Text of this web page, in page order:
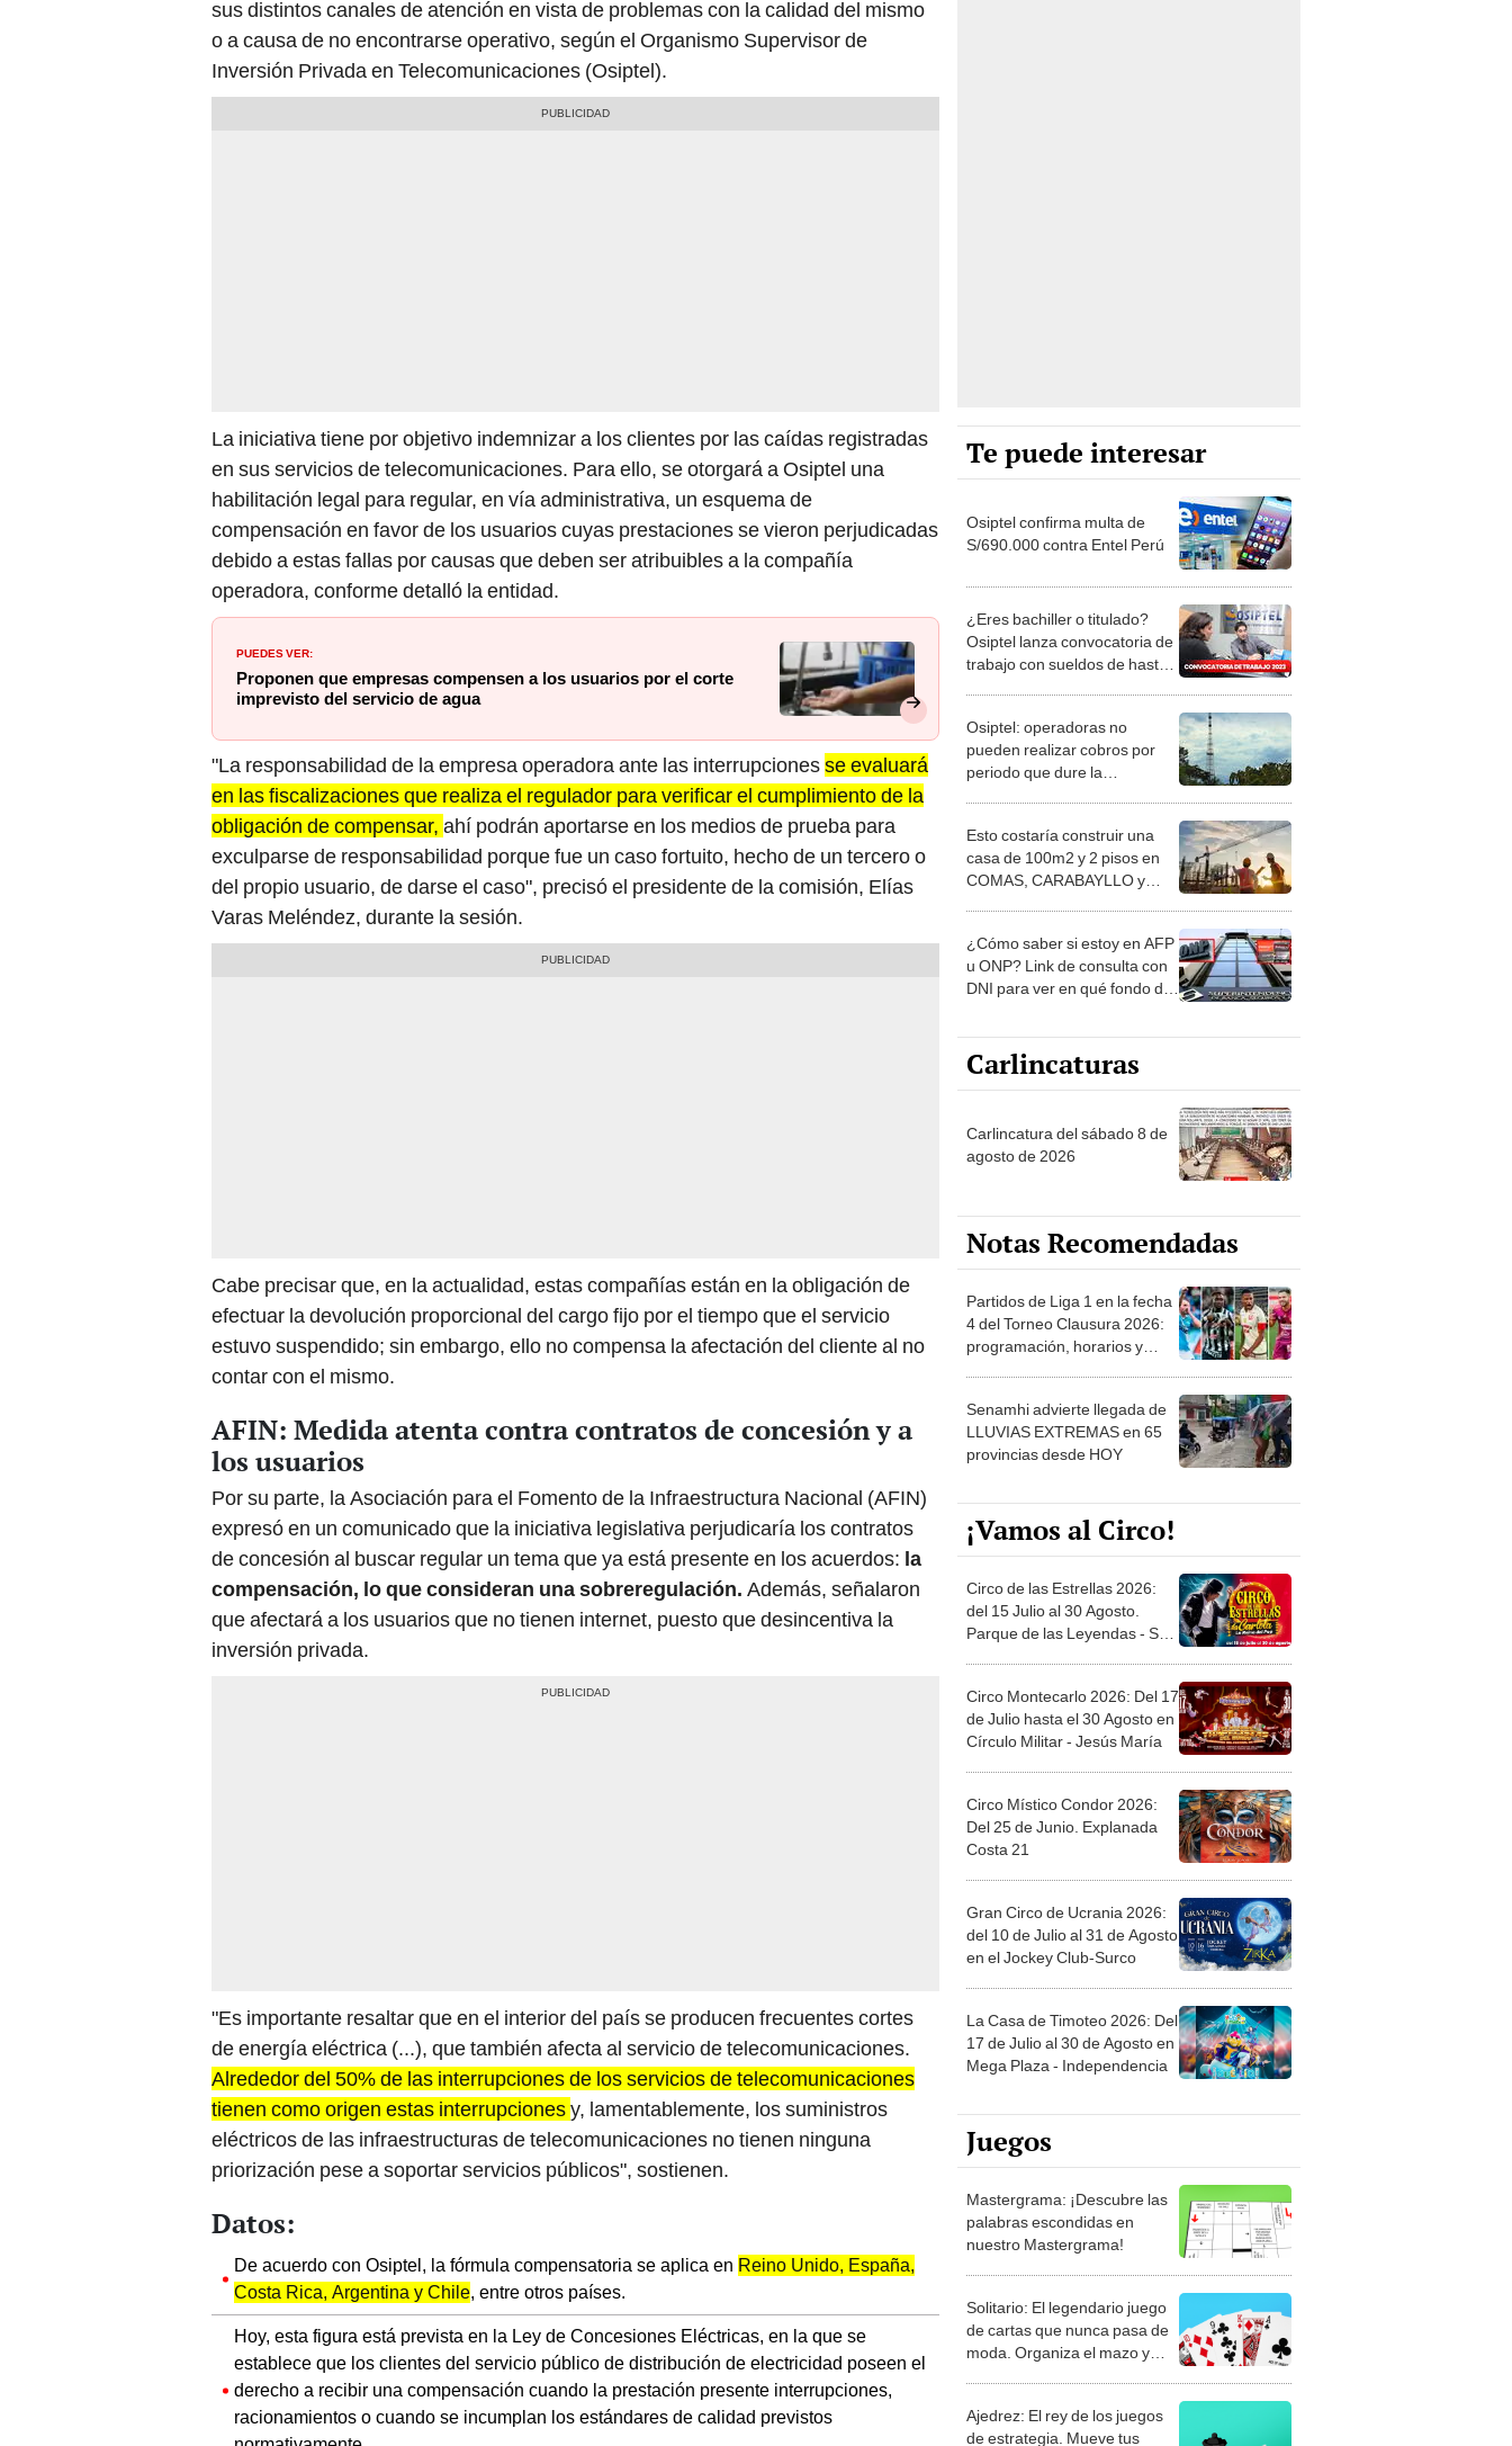
o a causa de no encontrarse operativo, según el Organismo Supervisor de
Inversión Privada en Telecomunicaciones (Osiptel).
en sus servicios de telecomunicaciones. Para ello, se otorgará a Osiptel una
habilitación legal para regular, en vía administrativa, un esquema de
compensación en favor de los usuarios cuyas prestaciones se vieron perjudicadas
debido a estas fallas por causas que deben ser atribuibles a la compañía
operadora, conforme detalló la entidad.
Proponen que empresas compensen a los usuarios por el corte
imprevisto del servicio de agua
"La responsabilidad de la empresa operadora ante las interrupcionesse evaluará
en las fiscalizaciones que realiza el regulador para verificar el cumplimiento de la
obligación de compensar,ahí podrán aportarse en los medios de prueba para
exculparse de responsabilidad porque fue un caso fortuito, hecho de un tercero o
del propio usuario, de darse el caso", precisó el presidente de la comisión, Elías
Varas Meléndez, durante la sesión.
efectuar la devolución proporcional del cargo fijo por el tiempo que el servicio
estuvo suspendido; sin embargo, ello no compensa la afectación del cliente al no
contar con el mismo.
los usuarios
Por su parte, la Asociación para el Fomento de la Infraestructura Nacional (AFIN)
expresó en un comunicado que la iniciativa legislativa perjudicaría los contratos
de concesión al buscar regular un tema que ya está presente en los acuerdos:la
compensación, lo que consideran una sobreregulación.Además, señalaron
que afectará a los usuarios que no tienen internet, puesto que desincentiva la
inversión privada.
de energía eléctrica (...), que también afecta al servicio de telecomunicaciones.
Alrededor del 50% de las interrupciones de los servicios de telecomunicaciones
tienen como origen estas interrupcionesy, lamentablemente, los suministros
eléctricos de las infraestructuras de telecomunicaciones no tienen ninguna
priorización pese a soportar servicios públicos", sostienen.
Costa Rica, Argentina y Chile, entre otros países.
Hoy, esta figura está prevista en la Ley de Concesiones Eléctricas, en la que se
establece que los clientes del servicio público de distribución de electricidad poseen el
derecho a recibir una compensación cuando la prestación presente interrupciones,
racionamientos o cuando se incumplan los estándares de calidad previstos
normativamente.
Te puede interesar
S/690.000 contra Entel Perú
Osiptel lanza convocatoria de
trabajo con sueldos de hasta
S/14.000
pueden realizar cobros por
periodo que dure la
interrupción de servicios
casa de 100m2 y 2 pisos en
COMAS, CARABAYLLO y
otros distritos de LIMA
u ONP? Link de consulta con
DNI para ver en qué fondo de
pensiones estás
Carlincaturas
agosto de 2026
Notas Recomendadas
4 del Torneo Clausura 2026:
programación, horarios y
dónde ver
LLUVIAS EXTREMAS en 65
provincias desde HOY
¡Vamos al Circo!
del 15 Julio al 30 Agosto.
Parque de las Leyendas - San
Miguel
de Julio hasta el 30 Agosto en
Círculo Militar - Jesús María
Del 25 de Junio. Explanada
Costa 21
del 10 de Julio al 31 de Agosto
en el Jockey Club-Surco
17 de Julio al 30 de Agosto en
Mega Plaza - Independencia
Juegos
palabras escondidas en
nuestro Mastergrama!
de cartas que nunca pasa de
moda. Organiza el mazo y
demuestra tu habilidad.
de estrategia. Mueve tus
piezas, anticipa al rival y